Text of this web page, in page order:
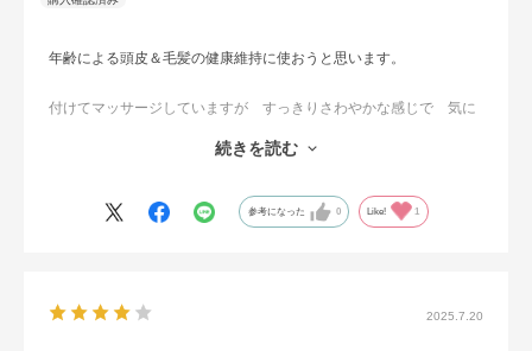
年齢による頭皮＆毛髪の健康維持に使おうと思います。
付けてマッサージしていますが すっきりさわやかな感じで 気に
続きを読む
参考になった 0 Like! 1
2025.7.20